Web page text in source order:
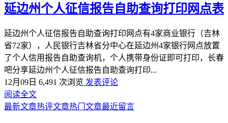
延边州个人征信报告自助查询打印网点表
延边州个人征信报告自助查询打印网点有4家商业银行（吉林
省72家），人民银行吉林省分中心在延边州4家银行网点放置
了个人信用报告自助查询机，个人携带身份证即可打印，长春
吧分享延边州个人征信报告自助查询打印...
12月09日 6,491 次浏览 发表评论
阅读全文
最新文章热评文章热门文章最近留言